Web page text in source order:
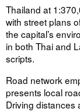
Thailand at
with street plans
the capital’s
in both Thai and
scripts.
Road network
presents local
Driving distances